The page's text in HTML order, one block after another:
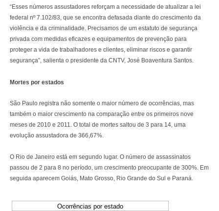
“Esses números assustadores reforçam a necessidade de atualizar a lei
federal nº 7.102/83, que se encontra defasada diante do crescimento da
violência e da criminalidade. Precisamos de um estatuto de segurança
privada com medidas eficazes e equipamentos de prevenção para
proteger a vida de trabalhadores e clientes, eliminar riscos e garantir
segurança”, salienta o presidente da CNTV, José Boaventura Santos.
Mortes por estados
São Paulo registra não somente o maior número de ocorrências, mas
também o maior crescimento na comparação entre os primeiros nove
meses de 2010 e 2011. O total de mortes saltou de 3 para 14, uma
evolução assustadora de 366,67%.
O Rio de Janeiro está em segundo lugar. O número de assassinatos
passou de 2 para 8 no período, um crescimento preocupante de 300%. Em
seguida aparecem Goiás, Mato Grosso, Rio Grande do Sul e Paraná.
Ocorrências por estado